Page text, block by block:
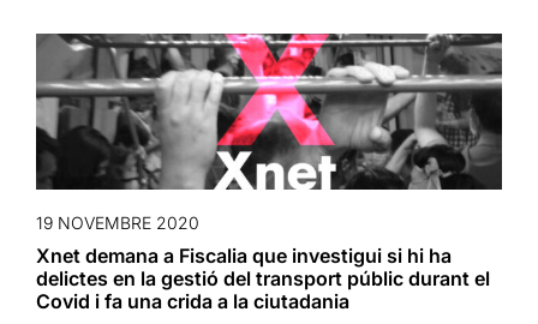
19 NOVEMBRE 2020
Xnet demana a Fiscalia que investigui si hi ha
delictes en la gestió del transport públic durant el
Covid i fa una crida a la ciutadania